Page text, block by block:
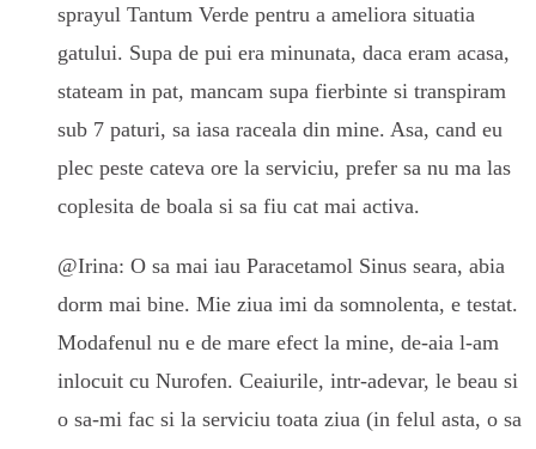
sprayul Tantum Verde pentru a ameliora situatia
gatului. Supa de pui era minunata, daca eram acasa,
stateam in pat, mancam supa fierbinte si transpiram
sub 7 paturi, sa iasa raceala din mine. Asa, cand eu
plec peste cateva ore la serviciu, prefer sa nu ma las
coplesita de boala si sa fiu cat mai activa.
@Irina: O sa mai iau Paracetamol Sinus seara, abia
dorm mai bine. Mie ziua imi da somnolenta, e testat.
Modafenul nu e de mare efect la mine, de-aia l-am
inlocuit cu Nurofen. Ceaiurile, intr-adevar, le beau si
o sa-mi fac si la serviciu toata ziua (in felul asta, o sa